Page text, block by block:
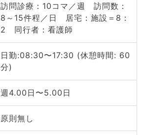
訪問診療：10コマ／週 訪問数：
8～15件程／日 居宅：施設＝8：
2 同行者：看護師
日勤:08:30〜17:30 (休憩時間: 60
分)
週4.00日〜5.00日
原則無し